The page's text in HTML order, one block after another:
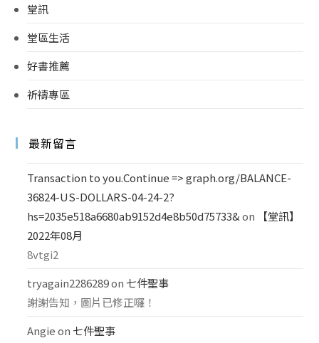
堂訊
堂區生活
好書推薦
祈禱專區
最新留言
Transaction to you.Continue => graph.org/BALANCE-
36824-US-DOLLARS-04-24-2?
hs=2035e518a6680ab9152d4e8b50d75733& on
【堂訊】
2022年08月
8vtgi2
tryagain2286289on 七件聖事
謝謝告知，圖片已修正囉！
Angie on 七件聖事